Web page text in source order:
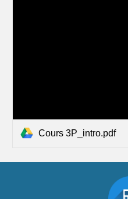
Cours 3P_intro.pdf